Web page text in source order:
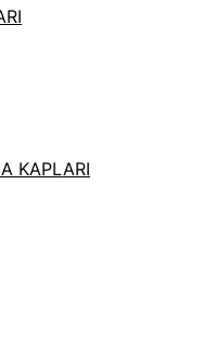
KAPLARI